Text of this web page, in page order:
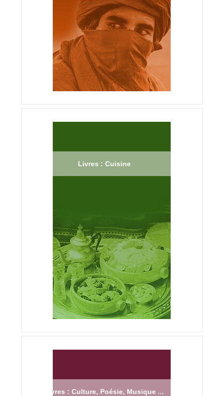
Livres : Cuisine
Livres : Culture, Poésie, Musique ...